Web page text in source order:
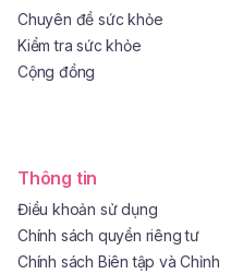
Chuyên đề sức khỏe
Kiểm tra sức khỏe
Cộng đồng
Thông tin
Điều khoản sử dụng
Chính sách quyền riêng tư
Chính sách Biên tập và Chỉnh